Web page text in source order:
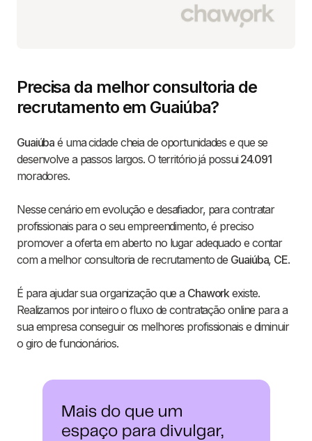
Precisa da melhor consultoria de
recrutamento em Guaiúba?
Guaiúba é uma cidade cheia de oportunidades e que se
desenvolve a passos largos. O território já possui 24.091
moradores.
Nesse cenário em evolução e desafiador, para contratar
profissionais para o seu empreendimento, é preciso
promover a oferta em aberto no lugar adequado e contar
com a melhor consultoria de recrutamento de Guaiúba, CE.
É para ajudar sua organização que a Chaworkexiste.
Realizamos por inteiro o fluxo de contratação online para a
sua empresa conseguir os melhores profissionais e diminuir
o giro de funcionários.